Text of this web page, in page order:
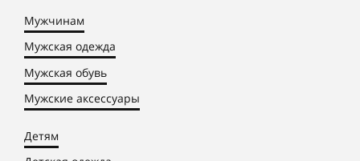
Мужчинам
Мужская одежда
Мужская обувь
Мужские аксессуары
Детям